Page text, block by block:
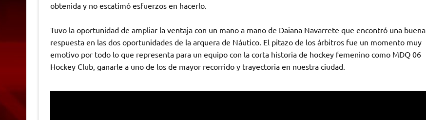
obtenida y no escatimó esfuerzos en hacerlo.
Tuvo la oportunidad de ampliar la ventaja con un mano a mano de Daiana Navarrete que encontró una buena
respuesta en las dos oportunidades de la arquera de Náutico. El pitazo de los árbitros fue un momento muy
emotivo por todo lo que representa para un equipo con la corta historia de hockey femenino como MDQ 06
Hockey Club, ganarle a uno de los de mayor recorrido y trayectoria en nuestra ciudad.